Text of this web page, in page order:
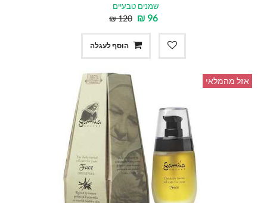
שמנים טבעיים
96
₪
120
₪
הוסף לעגלה
אזל מהמלאי